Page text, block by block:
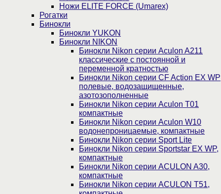
Ножи ELITE FORCE (Umarex)
Рогатки
Бинокли
Бинокли YUKON
Бинокли NIKON
Бинокли Nikon серии Aculon A211
классические с постоянной и
переменной кратностью
Бинокли Nikon серии СF Action EX WP
полевые, водозащищенные,
азотозополненные
Бинокли Nikon серии Aculon T01
компактные
Бинокли Nikon серии Aculon W10
водонепроницаемые, компактные
Бинокли Nikon серии Sport Lite
Бинокли Nikon серии Sportstar EX WP,
компактные
Бинокли Nikon серии ACULON A30,
компактные
Бинокли Nikon серии ACULON Т51,